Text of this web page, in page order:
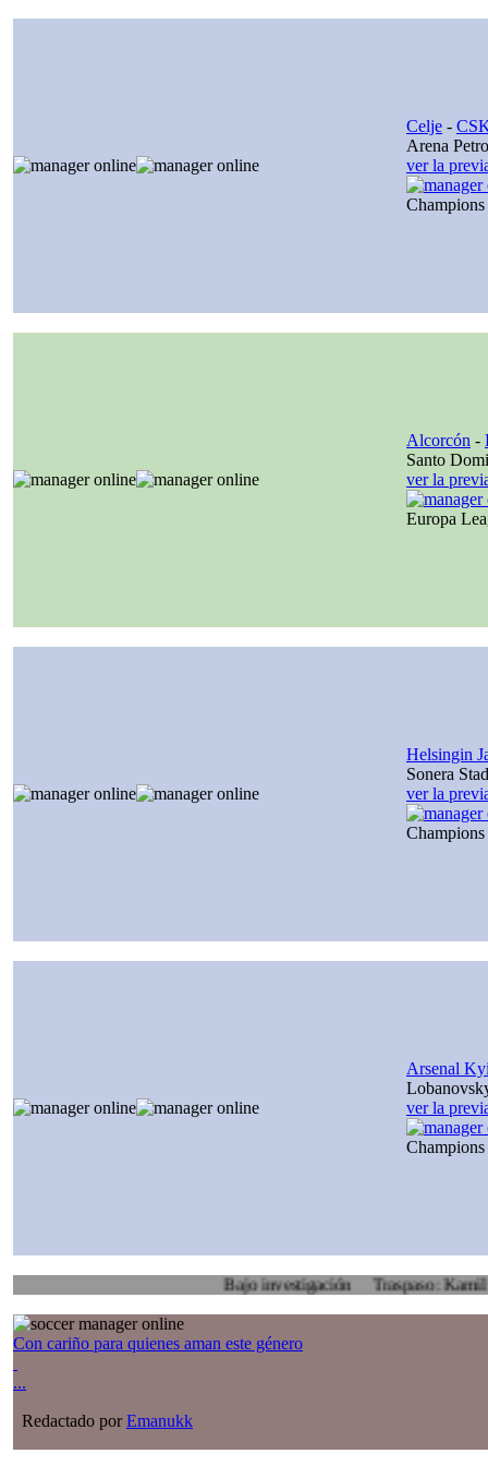
Celje -
Arena
ver la
Alcorcón -
Santo
ver la
Europa
Helsingin
Sonera
ver la
Arsenal
ver la
Bajo investigación Traspaso: Kamil Zoidl,
Con cariño para quienes aman este género
...
Redactado porEmanukk